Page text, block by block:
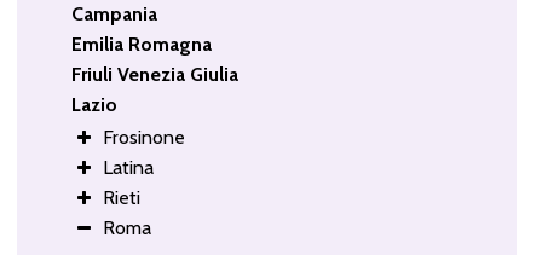
Campania
Emilia Romagna
Friuli Venezia Giulia
Lazio
Frosinone
Latina
Rieti
Roma